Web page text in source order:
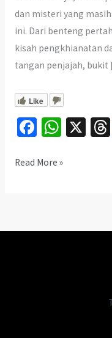
dan misteri yang
ini. Dari benteng
kisah pengkhianatan
tangan penjajah,
Like
Fa
b
k
W
at
p
X
Eksplorasi
Read More »